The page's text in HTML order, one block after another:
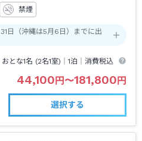
禁煙
（沖縄は5月6日）までに出
おとな1名 (2名1室)｜1泊 ｜消費税込
44,100 円 〜181,800 円
選択する